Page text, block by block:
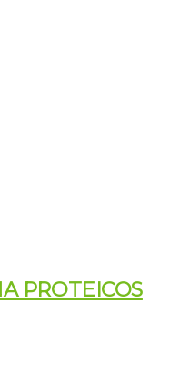
PROTEICOS